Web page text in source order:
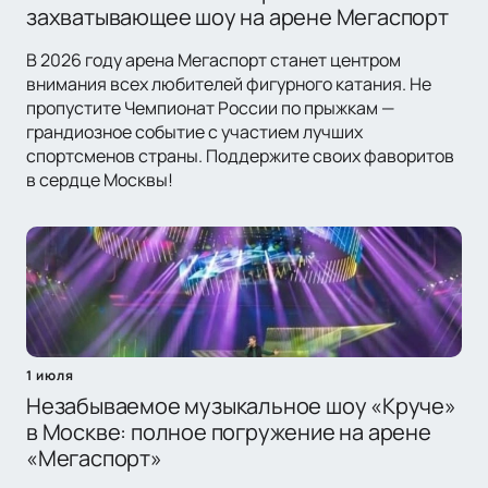
захватывающее шоу на арене Мегаспорт
В 2026 году арена Мегаспорт станет центром
внимания всех любителей фигурного катания. Не
пропустите Чемпионат России по прыжкам —
грандиозное событие с участием лучших
спортсменов страны. Поддержите своих фаворитов
в сердце Москвы!
1 июля
Незабываемое музыкальное шоу «Круче»
в Москве: полное погружение на арене
«Мегаспорт»